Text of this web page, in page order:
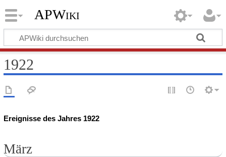
APWiki
1922
Ereignisse des Jahres 1922
März